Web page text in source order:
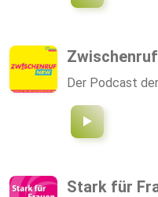
unserem neuen
Festnahmen.
sind aus
Zwischenruf
Der Podcast
Stark für